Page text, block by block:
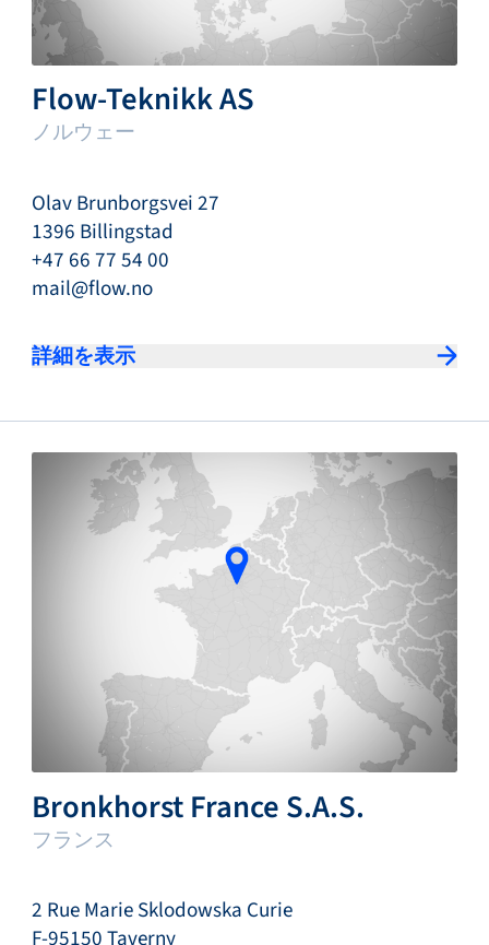
Flow-Teknikk AS
ノルウェー
Olav Brunborgsvei 27
1396 Billingstad
+47 66 77 54 00
mail@flow.no
詳細を表示
Bronkhorst France S.A.S.
フランス
2 Rue Marie Sklodowska Curie
F-95150 Taverny